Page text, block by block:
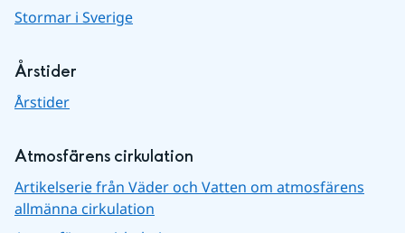
Stormar i Sverige
Årstider
Årstider
Atmosfärens cirkulation
Artikelserie från Väder och Vatten om atmosfärens
allmänna cirkulation